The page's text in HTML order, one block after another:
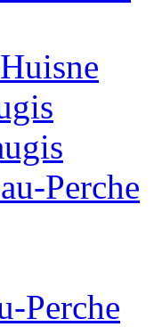
Perche
Perche